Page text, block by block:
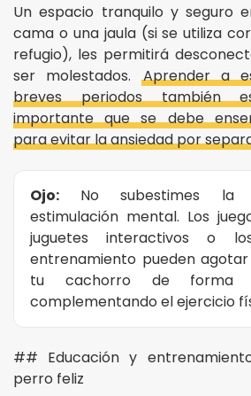
Un espacio tranquilo y seguro
cama o una jaula (si se utiliza
refugio), les permitirá
ser molestados.Aprender a
breves periodos también
importante que se debe
para evitar la ansiedad por
Ojo: No subestimes la
estimulación mental. Los
juguetes interactivos o
entrenamiento pueden
tu cachorro de forma
complementando el ejercicio
## Educación y
perro feliz